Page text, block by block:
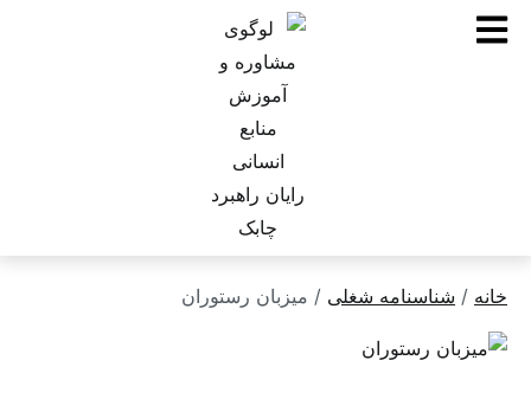
شغلی/ میزبان رستوران